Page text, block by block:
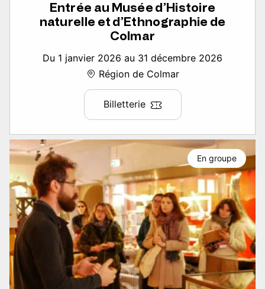
Entrée au Musée d’Histoire
naturelle et d’Ethnographie de
Colmar
Du 1 janvier 2026 au 31 décembre 2026
Région de Colmar
Billetterie
En groupe